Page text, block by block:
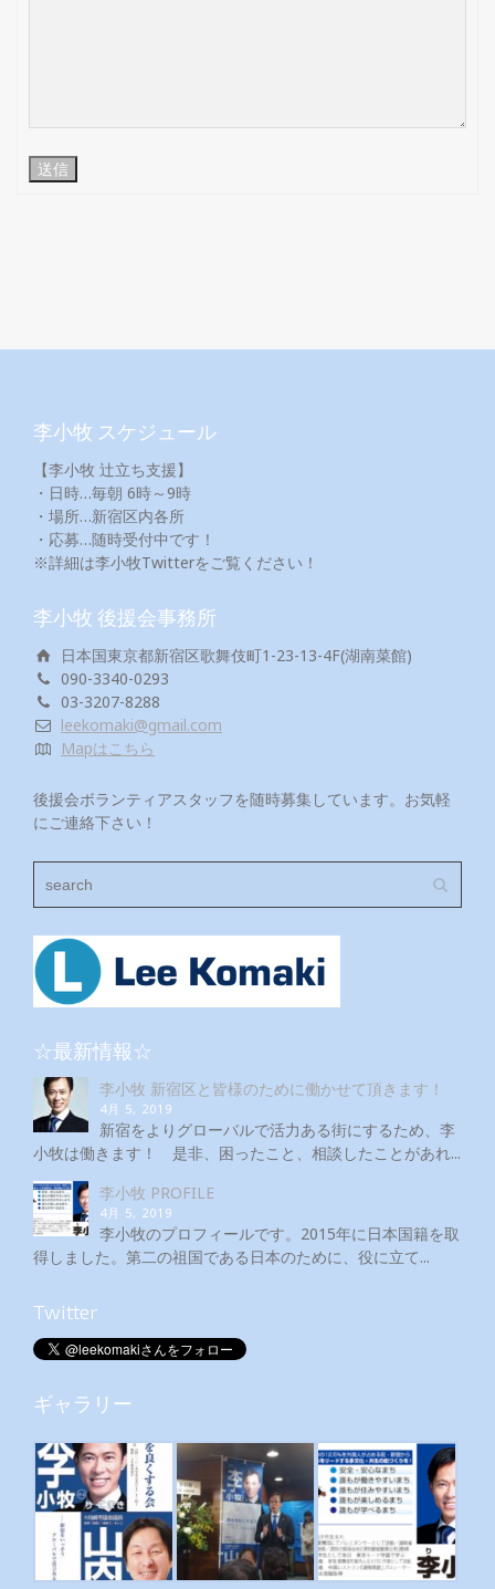
送信
李小牧 スケジュール
【李小牧 辻立ち支援】
・日時…毎朝 6時～9時
・場所…新宿区内各所
・応募…随時受付中です！
※詳細は李小牧Twitterをご覧ください！
李小牧 後援会事務所
日本国東京都新宿区歌舞伎町1-23-13-4F(湖南菜館)
090-3340-0293
03-3207-8288
leekomaki@gmail.com
Mapはこちら
後援会ボランティアスタッフを随時募集しています。お気軽
にご連絡下さい！
☆最新情報☆
李小牧 新宿区と皆様のために働かせて頂きます！
4月 5, 2019
新宿をよりグローバルで活力ある街にするため、李
小牧は働きます！ 是非、困ったこと、相談したことがあれ...
李小牧 PROFILE
4月 5, 2019
李小牧のプロフィールです。2015年に日本国籍を取
得しました。第二の祖国である日本のために、役に立て...
Twitter
ギャラリー